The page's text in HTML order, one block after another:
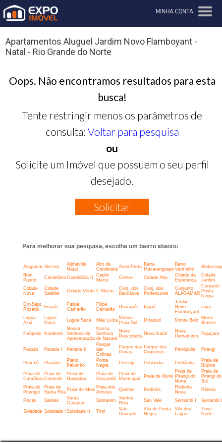
MINHA CONTA
Apartamentos Aluguel Jardim Novo Flamboyant -
Natal - Rio Grande do Norte
Oops. Não encontramos resultados para esta
busca!
Tente restringir menos os parâmetros de
consulta: Voltar para pesquisa
ou
Solicite um Imóvel que possuem o seu perfil
desejado.
Solicitar
Para melhorar sua pesquisa, escolha um bairro abaixo:
Alagamar Alecrim
Alphaville
Natal
Alto da
Candelaria Areia Preta Barra
Maxaranguape
Barro
Vermelho
Bom
Pastor
Candelária Candelária II
Capim
Macio
Centro Cidade Alta
Cidade da
Esperança
Cidade
Jardim
Cidade
Nova
Cidade
Satélite
Cidade Verde C Macio
Conj. dos
Bancários
Conj. dos
Professores
Conjunto
ALAGAMAR
Conjunto
Ponta
Negra
Dix-Sept
Rosado
Emaús
Felipe
Camarão
Filipe
Camarão
Guarapés Igapó
Jardim
Novo
Flamboyant
Jiqui
Lagoa
Azul
Lagoa
Nova
Lagoa Seca Mãe Luíza Marina
Praia Sul
Mirassol Monte Belo
Morro
Branco
Neópolis Nordeste
Nossa
Senhora da
Apresentação
Nossa
Senhora
de Nazaré
Nova
Descoberta Nova Natal
Nova
Parnamirim
Pajuçara
Panatis Panatis I Panatis II
Parque
das
Colinas
Parque das
Dunas
Parque dos
Coqueiros
Petrópolis Pirangi
Pitimbú Planalto
Plano
Palumbo
Ponta
Negra
Potengi Potilandia Potilândia
Praia de
Búzios
Praia de
Caraúbas
Praia de
Cotovelo
Praia de
Ganipabu
Praia de
Graçandú
Praia de
Maracajaú
Praia de Muriú
Praia de
Pirangi do
Norte
Praia de
Pirangi do
Sul
Praia de
Pitangui
Praia de
Santa Rita Praia do Meio Praia dos
Artistas
Quintas Redinha
Redinha
Nova
Ribeira
Rocas Salinas
Santa
Catarina
Santarem
Santos
Reis
San Vale Serrambi I Serrambi
Soledade Soledade I Soledade II Tirol
Vale
Dourado
Vila de Ponta
Negra
Vila dos
Lagos
Zona
Norte